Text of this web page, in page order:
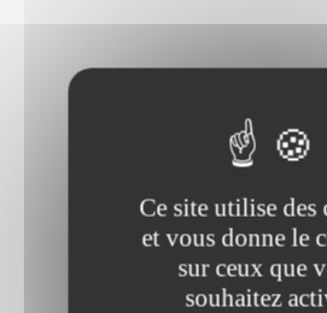
Ce site utilise des
et vous donne le
sur ceux que
souhaitez